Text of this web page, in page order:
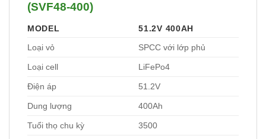
(SVF48-400)
MODEL
51.2V 400AH
Loại vỏ
SPCC với lớp phủ
Loại cell LiFePo4
Điện áp 51.2V
Dung lượng 400Ah
Tuổi thọ chu kỳ 3500